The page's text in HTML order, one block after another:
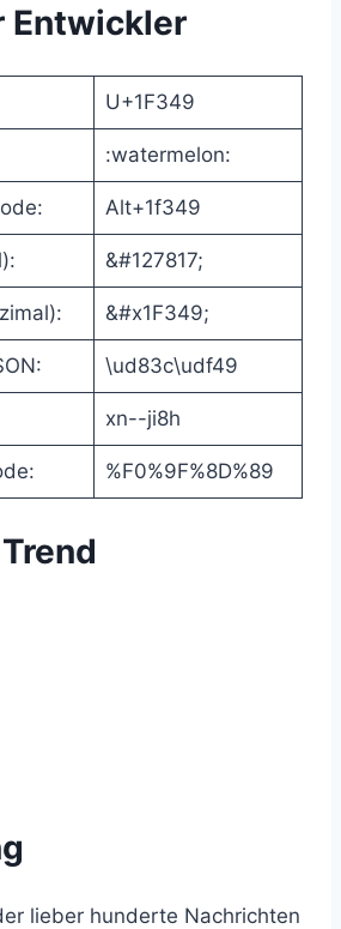
Entwickler
U+1F349
:watermelon:
Alt+1f349
&#127817;
&#x1F349;
\ud83c\udf49
xn--ji8h
%F0%9F%8D%89
lieber hunderte Nachrichten